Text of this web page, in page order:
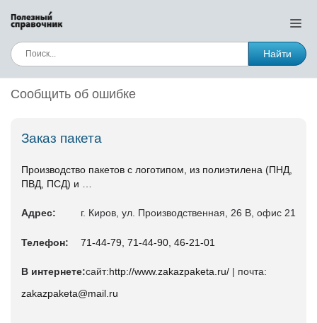
Найти
Сообщить об ошибке
Заказ пакета
Производство пакетов с логотипом, из полиэтилена (ПНД,
ПВД, ПСД) и …
Адрес: г. Киров, ул. Производственная, 26 В, офис 21
Телефон: 71-44-79, 71-44-90, 46-21-01
В интернете:сайт:http://www.zakazpaketa.ru/ | почта:
zakazpaketa@mail.ru